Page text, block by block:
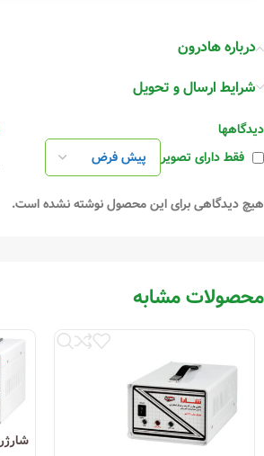
درباره هادرون
شرایط ارسال و تحویل
دیدگاهها
فقط دارای تصویر
هیچ دیدگاهی برای این محصول نوشته نشده است.
محصولات مشابه